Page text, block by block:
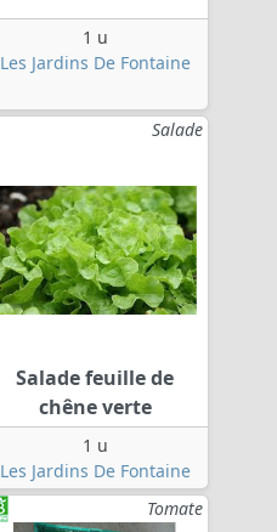
1 u
Les Jardins De Fontaine
Salade
Salade feuille de
chêne verte
1 u
Les Jardins De Fontaine
Tomate